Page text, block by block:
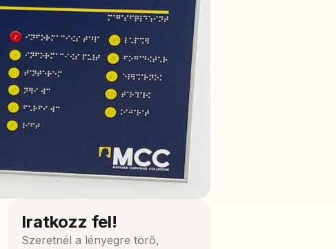
Iratkozz fel!
Szeretnél a lényegre törő,